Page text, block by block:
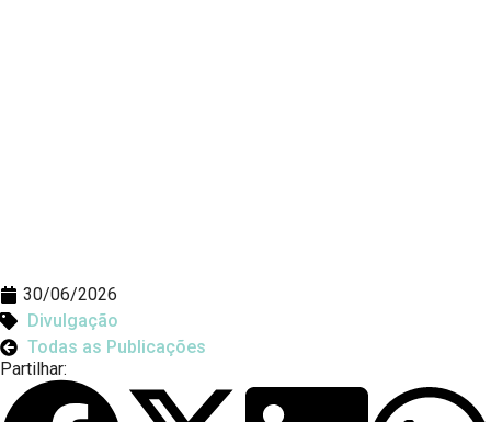
30/06/2026
Divulgação
Todas as Publicações
Partilhar: